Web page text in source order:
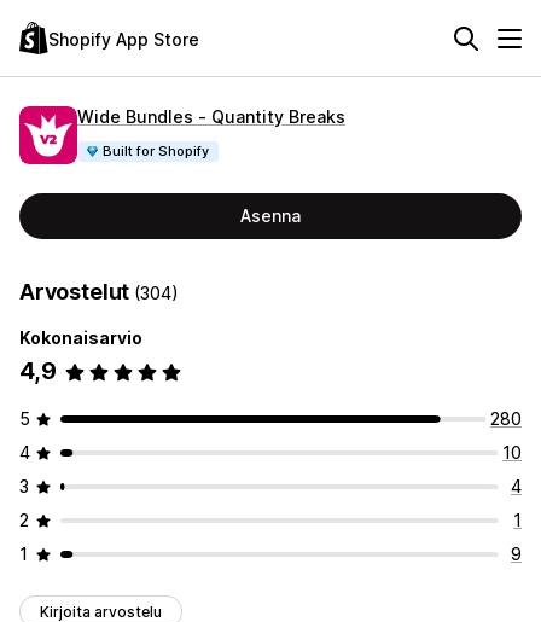
Shopify App Store
Wide Bundles ‑ Quantity Breaks
Built for Shopify
Asenna
Arvostelut (304)
Kokonaisarvio
4,9
5
280
4
10
3
4
2
1
1
9
Kirjoita arvostelu